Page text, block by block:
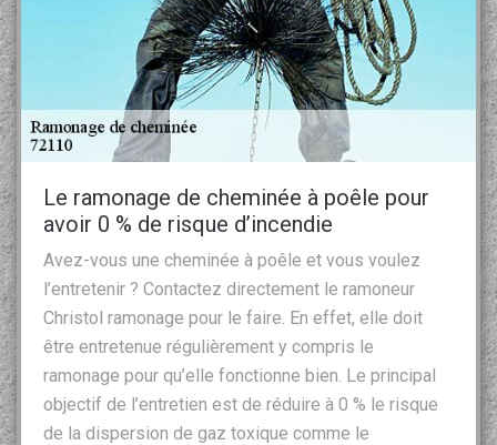
Le ramonage de cheminée à poêle pour
avoir 0 % de risque d’incendie
Avez-vous une cheminée à poêle et vous voulez
l’entretenir ? Contactez directement le ramoneur
Christol ramonage pour le faire. En effet, elle doit
être entretenue régulièrement y compris le
ramonage pour qu’elle fonctionne bien. Le principal
objectif de l’entretien est de réduire à 0 % le risque
de la dispersion de gaz toxique comme le